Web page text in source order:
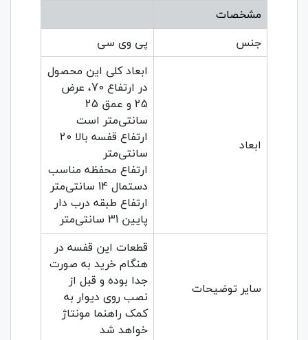
مشخصات
جنس
پی وی سی
ابعاد
ابعاد کلی این محصول
در ارتفاع 70، عرض
25 و عمق 25
سانتی‌متر است
ارتفاع قفسه بالا 20
سانتی‌متر
ارتفاع محفظه مناسب
دستمال 14 سانتی‌متر
ارتفاع طبقه درب دار
پایین 31 سانتی‌متر
سایر توضیحات
قطعات این قفسه در
هنگام خرید به صورت
جدا بوده و قبل از
نصب روی دیوار به
کمک راهنما مونتاژ
خواهد شد